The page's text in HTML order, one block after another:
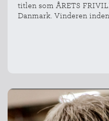
titlen som ÅRETS
Danmark. Vinderen